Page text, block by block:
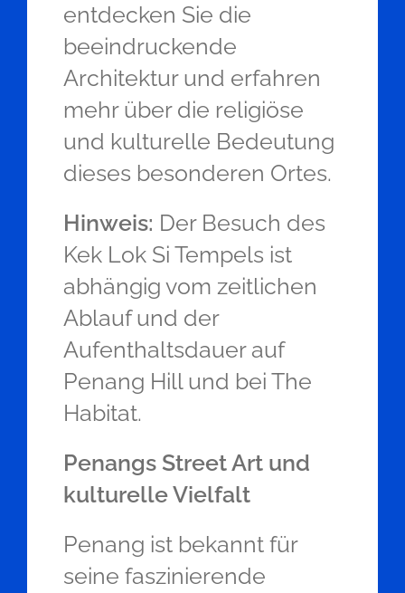
entdecken Sie die
beeindruckende
Architektur und erfahren
mehr über die religiöse
und kulturelle Bedeutung
dieses besonderen Ortes.
Hinweis: Der Besuch des
Kek Lok Si Tempels ist
abhängig vom zeitlichen
Ablauf und der
Aufenthaltsdauer auf
Penang Hill und bei The
Habitat.
Penangs Street Art und
kulturelle Vielfalt
Penang ist bekannt für
seine faszinierende